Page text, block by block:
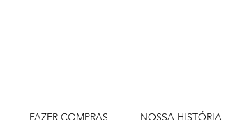
FAZER COMPRAS NOSSA HISTÓRIA